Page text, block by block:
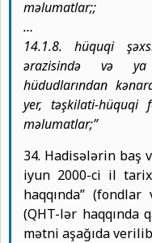
məlumatlar;;
…
14.1.8. hüquqi
ərazisində və ya
hüdudlarından
yer, təşkilati-hüquqi
məlumatlar;”
34. Hadisələrin baş
iyun 2000-ci il
haqqında”
(QHT-lər haqqında
mətni aşağıda